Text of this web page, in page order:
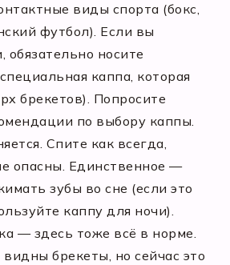
виды спорта (бокс,
футбол). Если вы
обязательно носите
каппа, которая
брекетов). Попросите
по выбору каппы.
Спите как всегда,
опасны. Единственное —
зубы во сне (если это
каппу для ночи).
— здесь тоже всё в норме.
брекеты, но сейчас это